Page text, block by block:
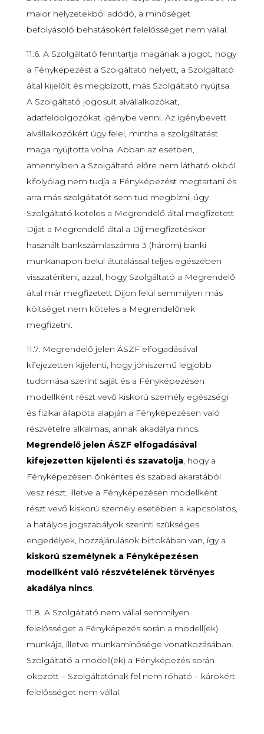
maior helyzetekből adódó, a minőséget
befolyásoló behatásokért felelősséget nem vállal.
11.6. A Szolgáltató fenntartja magának a jogot, hogy
a Fényképezést a Szolgáltató helyett, a Szolgáltató
által kijelölt és megbízott, más Szolgáltató nyújtsa.
A Szolgáltató jogosult alvállalkozókat,
adatfeldolgozókat igénybe venni. Az igénybevett
alvállalkozókért úgy felel, mintha a szolgáltatást
maga nyújtotta volna. Abban az esetben,
amennyiben a Szolgáltató előre nem látható okból
kifolyólag nem tudja a Fényképezést megtartani és
arra más szolgáltatót sem tud megbízni, úgy
Szolgáltató köteles a Megrendelő által megfizetett
Díjat a Megrendelő által a Díj megfizetéskor
használt bankszámlaszámra 3 (három) banki
munkanapon belül átutalással teljes egészében
visszatéríteni, azzal, hogy Szolgáltató a Megrendelő
által már megfizetett Díjon felül semmilyen más
költséget nem köteles a Megrendelőnek
megfizetni.
11.7. Megrendelő jelen ÁSZF elfogadásával
kifejezetten kijelenti, hogy jóhiszemű legjobb
tudomása szerint saját és a Fényképezésen
modellként részt vevő kiskorú személy egészségi
és fizikai állapota alapján a Fényképezésen való
részvételre alkalmas, annak akadálya nincs.
Megrendelő jelen ÁSZF elfogadásával
kifejezetten kijelenti és szavatolja, hogy a
Fényképezésen önkéntes és szabad akaratából
vesz részt, illetve a Fényképezésen modellként
részt vevő kiskorú személy esetében a kapcsolatos,
a hatályos jogszabályok szerinti szükséges
engedélyek, hozzájárulások birtokában van, így a
kiskorú személynek a Fényképezésen
modellként való részvételének törvényes
akadálya nincs.
11.8. A Szolgáltató nem vállal semmilyen
felelősséget a Fényképezés során a modell(ek)
munkája, illetve munkaminősége vonatkozásában.
Szolgáltató a modell(ek) a Fényképezés során
okozott – Szolgáltatónak fel nem róható – károkért
felelősséget nem vállal.